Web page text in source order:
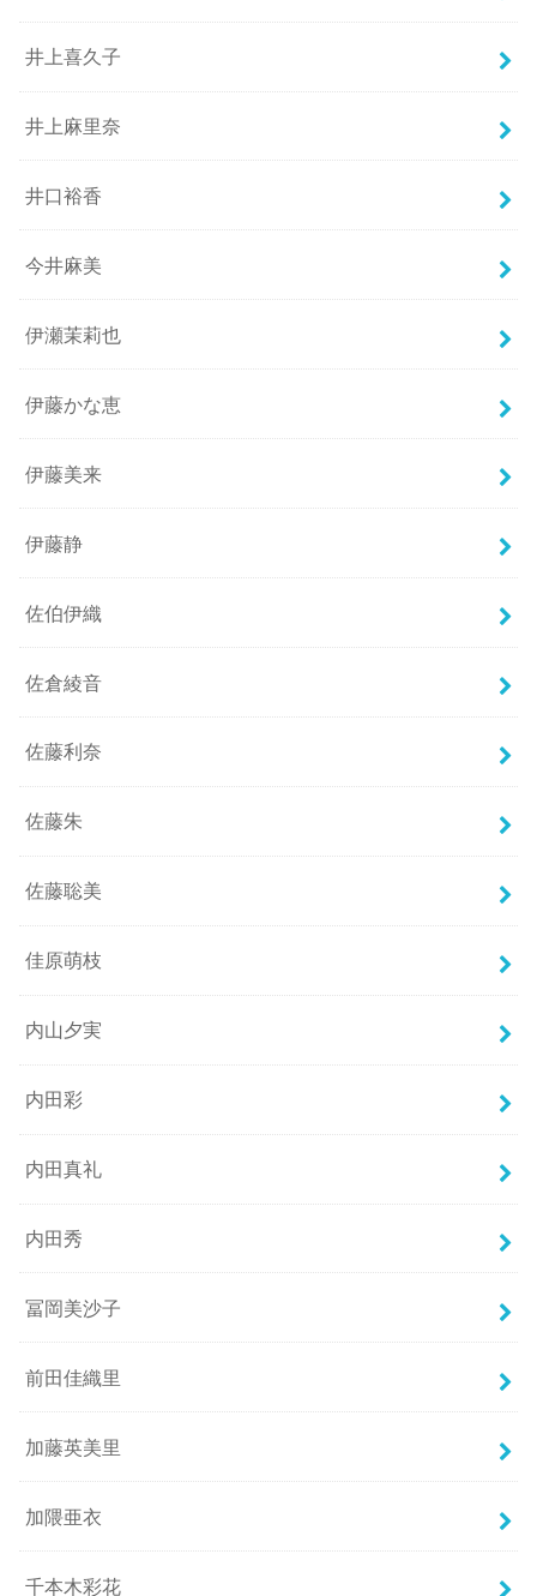
井上喜久子
井上麻里奈
井口裕香
今井麻美
伊瀬茉莉也
伊藤かな恵
伊藤美来
伊藤静
佐伯伊織
佐倉綾音
佐藤利奈
佐藤朱
佐藤聡美
佳原萌枝
内山夕実
内田彩
内田真礼
内田秀
冨岡美沙子
前田佳織里
加藤英美里
加隈亜衣
千本木彩花